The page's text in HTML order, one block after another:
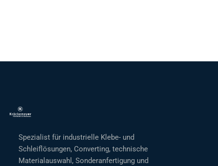
Spezialist für industrielle Klebe- und
Schleiflösungen, Converting, technische
Materialauswahl, Sonderanfertigung und